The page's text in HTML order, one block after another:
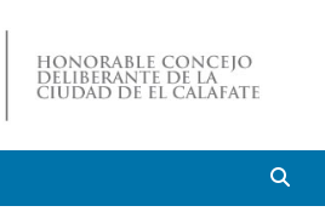
El Calafate